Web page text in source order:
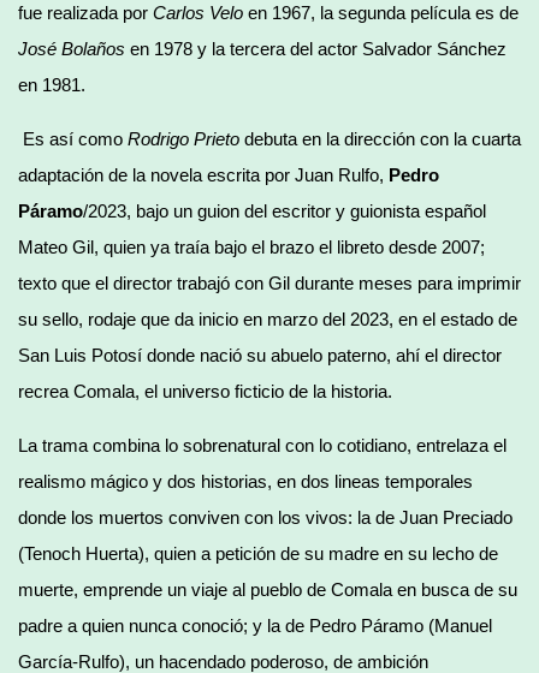
fue realizada por Carlos Velo en 1967, la segunda película es de
José Bolaños en 1978 y la tercera del actor Salvador Sánchez
en 1981.
Es así como Rodrigo Prieto debuta en la dirección con la cuarta
adaptación de la novela escrita por Juan Rulfo, Pedro
Páramo/2023, bajo un guion del escritor y guionista español
Mateo Gil, quien ya traía bajo el brazo el libreto desde 2007;
texto que el director trabajó con Gil durante meses para imprimir
su sello, rodaje que da inicio en marzo del 2023, en el estado de
San Luis Potosí donde nació su abuelo paterno, ahí el director
recrea Comala, el universo ficticio de la historia.
La trama combina lo sobrenatural con lo cotidiano, entrelaza el
realismo mágico y dos historias, en dos lineas temporales
donde los muertos conviven con los vivos: la de Juan Preciado
(Tenoch Huerta), quien a petición de su madre en su lecho de
muerte, emprende un viaje al pueblo de Comala en busca de su
padre a quien nunca conoció; y la de Pedro Páramo (Manuel
García-Rulfo), un hacendado poderoso, de ambición